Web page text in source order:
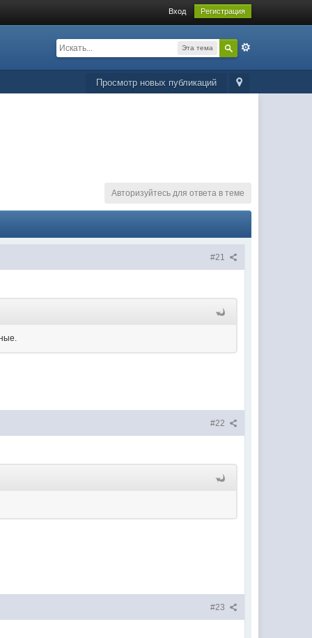
Вход Регистрация
Эта тема
Просмотр новых публикаций
Авторизуйтесь для ответа в теме
#21
#22
#23